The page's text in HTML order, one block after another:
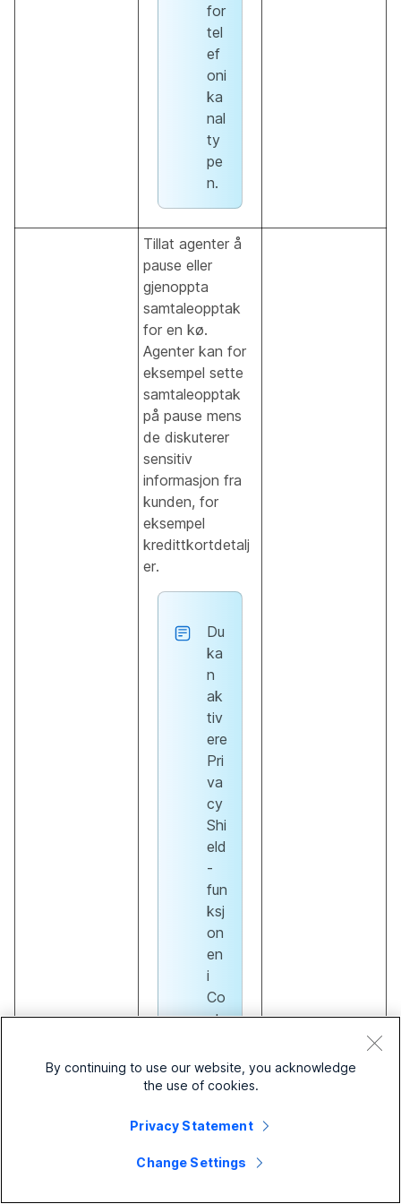
for
tel
ef
oni
ka
nal
ty
pe
n.
Tillat agenter å
pause eller
gjenoppta
samtaleopptak
for en kø.
Agenter kan for
eksempel sette
samtaleopptak
på pause mens
de diskuterer
sensitiv
informasjon fra
kunden, for
eksempel
kredittkortdetalj
er.
Du
ka
n
ak
tiv
ere
Pri
va
cy
Shi
eld
-
fun
ksj
on
en
i
Co
ntr
Hu
b.
is
vil
By continuing to use our website, you acknowledge
the use of cookies.
Privacy Statement
Change Settings